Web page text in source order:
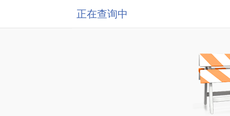
正在查询中